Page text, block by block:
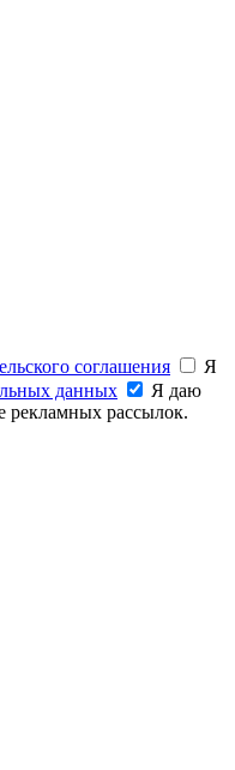
соглашения
Я
данных
Я даю
рекламных рассылок.